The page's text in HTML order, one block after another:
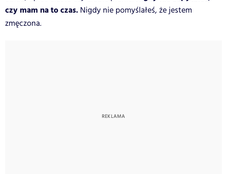
czy mam na to czas. Nigdy nie pomyślałeś, że jestem
zmęczona.